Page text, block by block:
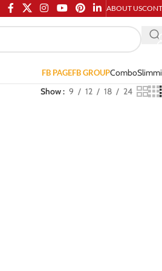
ABOUT US
FB PAGEFB GROUPCombo
Show 9 12 18 24